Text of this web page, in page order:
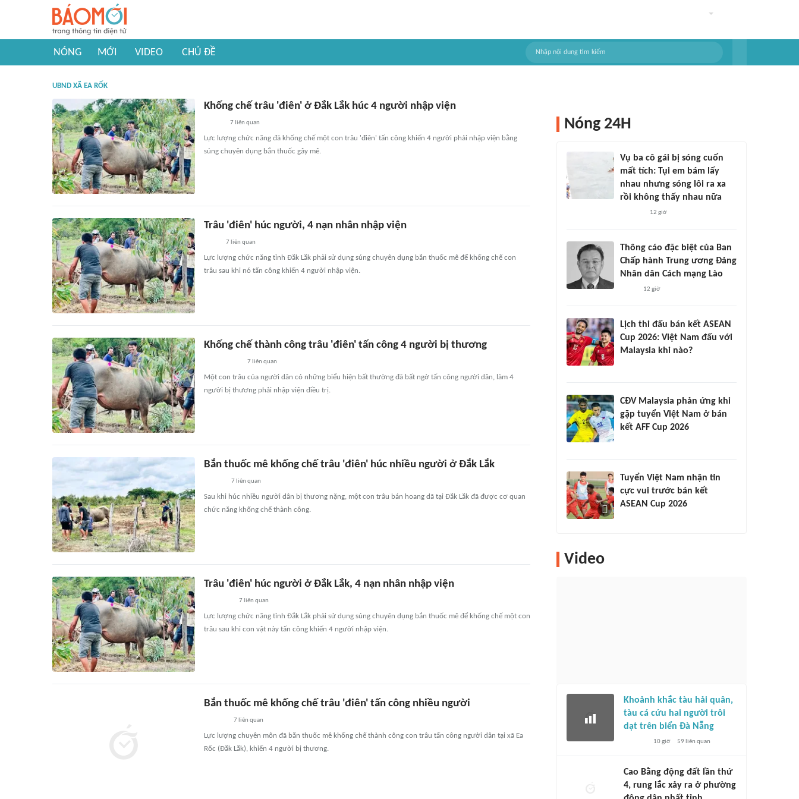
NÓNG MỚI VIDEO CHỦ ĐỀ
UBND XÃ EA RỐK
Khống chế trâu 'điên' ở Đắk Lắk húc 4 người nhập viện
7 liên quan
Lực lượng chức năng đã khống chế một con trâu 'điên' tấn công khiến 4 người phải nhập viện bằng
súng chuyên dụng bắn thuốc gây mê.
Trâu 'điên' húc người, 4 nạn nhân nhập viện
7liên quan
Lực lượng chức năng tỉnh Đắk Lắk phải sử dụng súng chuyên dụng bắn thuốc mê để khống chế con
trâu sau khi nó tấn công khiến 4 người nhập viện.
Khống chế thành công trâu 'điên' tấn công 4 người bị thương
7liên quan
Một con trâu của người dân có những biểu hiện bất thường đã bất ngờ tấn công người dân, làm 4
người bị thương phải nhập viện điều trị.
Bắn thuốc mê khống chế trâu 'điên' húc nhiều người ở Đắk Lắk
7liên quan
Sau khi húc nhiều người dân bị thương nặng, một con trâu bán hoang dã tại Đắk Lắk đã được cơ quan
chức năng khống chế thành công.
Trâu 'điên' húc người ở Đắk Lắk, 4 nạn nhân nhập viện
7liên quan
Lực lượng chức năng tỉnh Đắk Lắk phải sử dụng súng chuyên dụng bắn thuốc mê để khống chế một con
trâu sau khi con vật này tấn công khiến 4 người nhập viện.
Bắn thuốc mê khống chế trâu 'điên' tấn công nhiều người
7liên quan
Lực lượng chuyên môn đã bắn thuốc mê khống chế thành công con trâu tấn công người dân tại xã Ea
Rốc (Đắk Lắk), khiến 4 người bị thương.
Nóng 24H
Vụ ba cô gái bị sóng cuốn
mất tích: Tụi em bám lấy
nhau nhưng sóng lôi ra xa
rồi không thấy nhau nữa
12 giờ
Thông cáo đặc biệt của Ban
Chấp hành Trung ương Đảng
Nhân dân Cách mạng Lào
12 giờ
Lịch thi đấu bán kết ASEAN
Cup 2026: Việt Nam đấu với
Malaysia khi nào?
CĐV Malaysia phản ứng khi
gặp tuyển Việt Nam ở bán
kết AFF Cup 2026
Tuyển Việt Nam nhận tin
cực vui trước bán kết
ASEAN Cup 2026
Video
Khoảnh khắc tàu hải quân,
tàu cá cứu hai người trôi
dạt trên biển Đà Nẵng
10 giờ 59 liên quan
Cao Bằng động đất lần thứ
4, rung lắc xảy ra ở phường